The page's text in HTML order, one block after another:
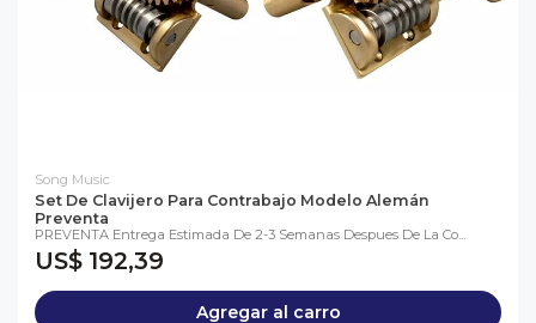
Song Music
Set De Clavijero Para Contrabajo Modelo Alemán
Preventa
PREVENTA Entrega Estimada De 2-3 Semanas Despues De La Co...
US$ 192,39
Agregar al carro